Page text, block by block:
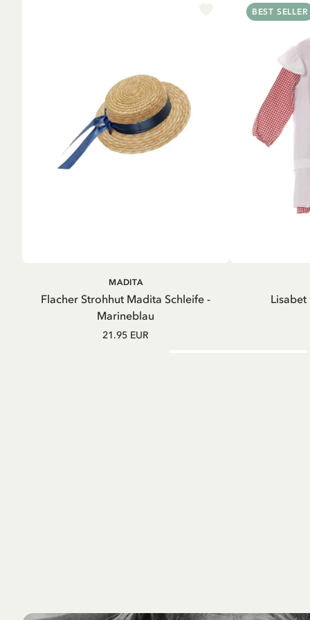
IN DEN WARENKORB
Flacher Strohhut Madita Schleife -
Marineblau
MADITA
21.95 EUR
BEST SELLER
Lisabet